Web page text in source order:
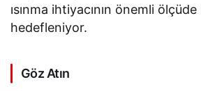
ısınma ihtiyacının önemli ölçüde
hedefleniyor.
Göz Atın